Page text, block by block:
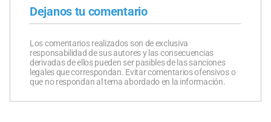
Dejanos tu comentario
Los comentarios realizados son de exclusiva
responsabilidad de sus autores y las consecuencias
derivadas de ellos pueden ser pasibles de las sanciones
legales que correspondan. Evitar comentarios ofensivos o
que no respondan al tema abordado en la información.